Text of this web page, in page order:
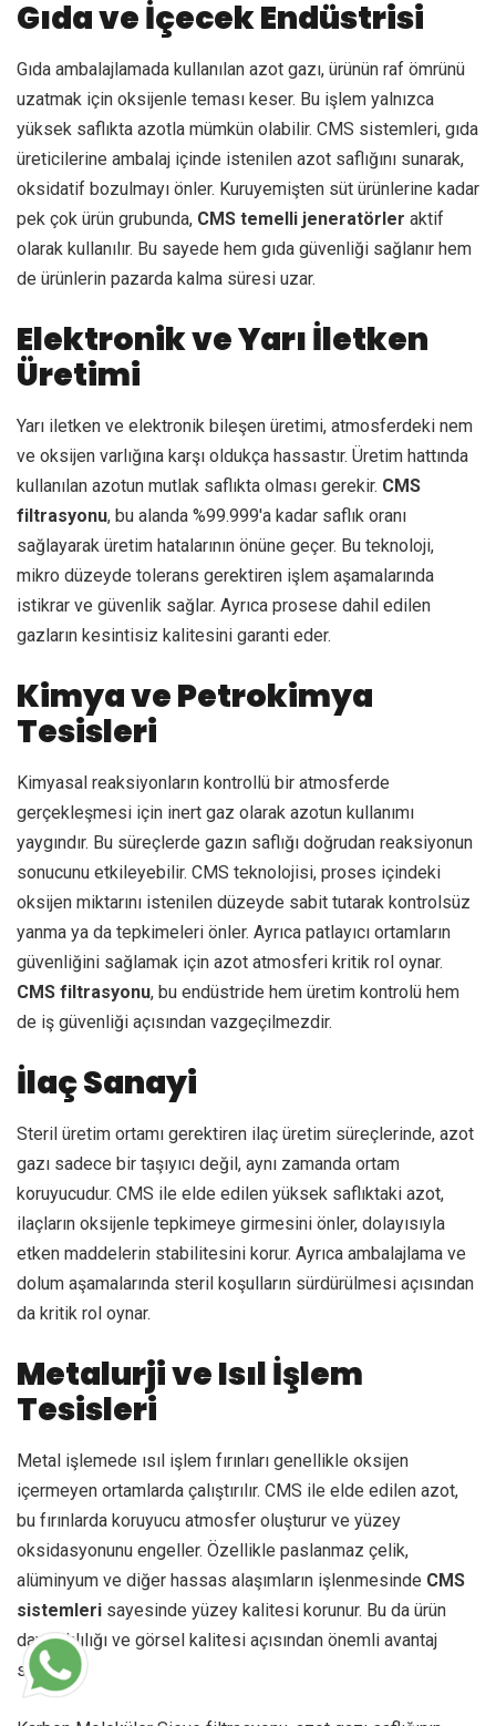
Gıda ve İçecek Endüstrisi
Gıda ambalajlamada kullanılan azot gazı, ürünün raf ömrünü
uzatmak için oksijenle teması keser. Bu işlem yalnızca
yüksek saflıkta azotla mümkün olabilir. CMS sistemleri, gıda
üreticilerine ambalaj içinde istenilen azot saflığını sunarak,
oksidatif bozulmayı önler. Kuruyemişten süt ürünlerine kadar
pek çok ürün grubunda, CMS temelli jeneratörler aktif
olarak kullanılır. Bu sayede hem gıda güvenliği sağlanır hem
de ürünlerin pazarda kalma süresi uzar.
Elektronik ve Yarı İletken
Üretimi
Yarı iletken ve elektronik bileşen üretimi, atmosferdeki nem
ve oksijen varlığına karşı oldukça hassastır. Üretim hattında
kullanılan azotun mutlak saflıkta olması gerekir. CMS
filtrasyonu, bu alanda %99.999'a kadar saflık oranı
sağlayarak üretim hatalarının önüne geçer. Bu teknoloji,
mikro düzeyde tolerans gerektiren işlem aşamalarında
istikrar ve güvenlik sağlar. Ayrıca prosese dahil edilen
gazların kesintisiz kalitesini garanti eder.
Kimya ve Petrokimya
Tesisleri
Kimyasal reaksiyonların kontrollü bir atmosferde
gerçekleşmesi için inert gaz olarak azotun kullanımı
yaygındır. Bu süreçlerde gazın saflığı doğrudan reaksiyonun
sonucunu etkileyebilir. CMS teknolojisi, proses içindeki
oksijen miktarını istenilen düzeyde sabit tutarak kontrolsüz
yanma ya da tepkimeleri önler. Ayrıca patlayıcı ortamların
güvenliğini sağlamak için azot atmosferi kritik rol oynar.
CMS filtrasyonu, bu endüstride hem üretim kontrolü hem
de iş güvenliği açısından vazgeçilmezdir.
İlaç Sanayi
Steril üretim ortamı gerektiren ilaç üretim süreçlerinde, azot
gazı sadece bir taşıyıcı değil, aynı zamanda ortam
koruyucudur. CMS ile elde edilen yüksek saflıktaki azot,
ilaçların oksijenle tepkimeye girmesini önler, dolayısıyla
etken maddelerin stabilitesini korur. Ayrıca ambalajlama ve
dolum aşamalarında steril koşulların sürdürülmesi açısından
da kritik rol oynar.
Metalurji ve Isıl İşlem
Tesisleri
Metal işlemede ısıl işlem fırınları genellikle oksijen
içermeyen ortamlarda çalıştırılır. CMS ile elde edilen azot,
bu fırınlarda koruyucu atmosfer oluşturur ve yüzey
oksidasyonunu engeller. Özellikle paslanmaz çelik,
alüminyum ve diğer hassas alaşımların işlenmesinde CMS
sistemleri sayesinde yüzey kalitesi korunur. Bu da ürün
dayanıklılığı ve görsel kalitesi açısından önemli avantaj
sağlar.